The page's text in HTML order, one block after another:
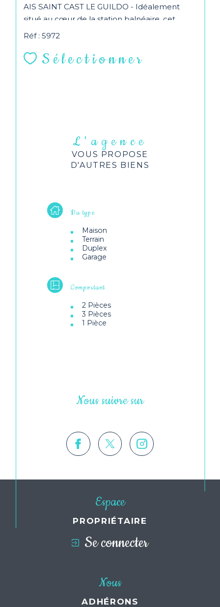
AIS SAINT CAST LE GUILDO - Idéalement
situé au cœur de la station balnéaire, cet
agréable appartement de type 2 se trouve au
Réf : 5972
Sélectionner
L'agence
VOUS PROPOSE
D'AUTRES BIENS
Du type
Maison
Terrain
Duplex
Garage
Comportant
2 Pièces
3 Pièces
1 Pièce
Nous suivre sur
Espace
PROPRIÉTAIRE
Se connecter
Nous
ADHÉRONS